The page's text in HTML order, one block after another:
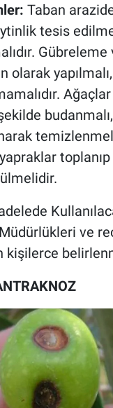
Taban
tesis
olarak
toplanıp
ve
kişilerce